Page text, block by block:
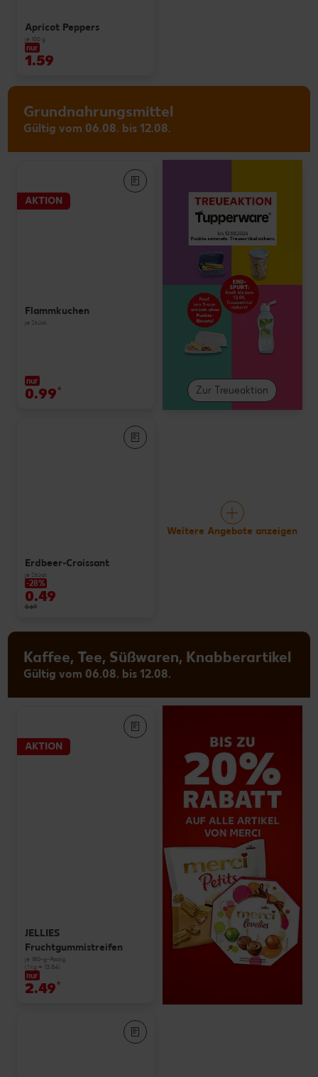
Apricot Peppers
je 100 g
nur
1.59
Grundnahrungsmittel
Gültig vom 06.08. bis 12.08.
Zur Treueaktion
AKTION
Flammkuchen
je Stück
nur
0.99*
Erdbeer-Croissant
je Stück
-28%
0.49
0.69
Weitere Angebote anzeigen
Kaffee, Tee, Süßwaren, Knabberartikel
Gültig vom 06.08. bis 12.08.
AKTION
JELLIES
Fruchtgummistreifen
je 180-g-Packg.
(1 kg = 13.84)
nur
2.49*